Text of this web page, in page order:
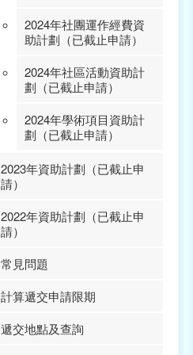
2025年社團運作經費資
助計劃（已截止申請）
2024年社團運作經費資
助計劃（已截止申請）
2024年社區活動資助計
劃（已截止申請）
2024年學術項目資助計
劃（已截止申請）
2023年資助計劃（已截止申
請）
2023年學術項目資助計
2023年內地、港台交流
請）
2023年國際交流項目資
2022年資助計劃（已截止申
請）
2022年學術項目資助計
劃（已截止申請）
常見問題
計算遞交申請限期
遞交地點及查詢